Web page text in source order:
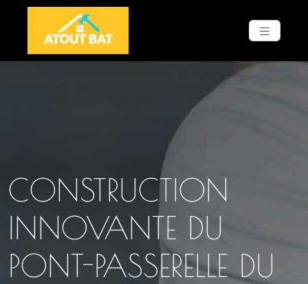
CONSTRUCTION
INNOVANTE DU
PONT-PASSERELLE DU